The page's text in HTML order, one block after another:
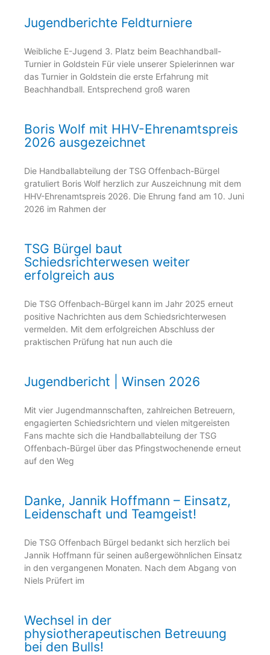
Jugendberichte Feldturniere
Weibliche E-Jugend 3. Platz beim Beachhandball-
Turnier in Goldstein Für viele unserer Spielerinnen war
das Turnier in Goldstein die erste Erfahrung mit
Beachhandball. Entsprechend groß waren
Boris Wolf mit HHV-Ehrenamtspreis
2026 ausgezeichnet
Die Handballabteilung der TSG Offenbach-Bürgel
gratuliert Boris Wolf herzlich zur Auszeichnung mit dem
HHV-Ehrenamtspreis 2026. Die Ehrung fand am 10. Juni
2026 im Rahmen der
TSG Bürgel baut
Schiedsrichterwesen weiter
erfolgreich aus
Die TSG Offenbach-Bürgel kann im Jahr 2025 erneut
positive Nachrichten aus dem Schiedsrichterwesen
vermelden. Mit dem erfolgreichen Abschluss der
praktischen Prüfung hat nun auch die
Jugendbericht | Winsen 2026
Mit vier Jugendmannschaften, zahlreichen Betreuern,
engagierten Schiedsrichtern und vielen mitgereisten
Fans machte sich die Handballabteilung der TSG
Offenbach-Bürgel über das Pfingstwochenende erneut
auf den Weg
Danke, Jannik Hoffmann – Einsatz,
Leidenschaft und Teamgeist!
Die TSG Offenbach Bürgel bedankt sich herzlich bei
Jannik Hoffmann für seinen außergewöhnlichen Einsatz
in den vergangenen Monaten. Nach dem Abgang von
Niels Prüfert im
Wechsel in der
physiotherapeutischen Betreuung
bei den Bulls!